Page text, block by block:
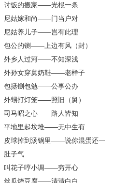
讨饭的搬家——光棍一条
尼姑嫁和尚——门当户对
尼姑养儿子——岂有此理
包公的铡——上边有风（封）
外乡人过河——不知深浅
外孙女穿舅奶鞋——老样子
包拯铡包勉——公事公办
外甥打灯笼——照旧（舅）
司马昭之心——路人皆知
平地里起坟堆——无中生有
皮球掉到汤锅里——说你混蛋还一
肚子气
叫花子哼小调——穷开心
丝瓜烧豆腐——清清白白